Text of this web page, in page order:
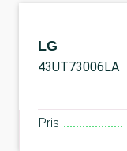
LG
43UT73006LA
Pris